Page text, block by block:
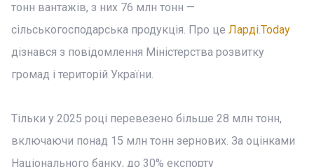
тонн вантажів, з них 76 млн тонн —
сільськогосподарська продукція. Про це Ларді.Today
дізнався з повідомлення Міністерства розвитку
громад і територій України.
Тільки у 2025 році перевезено більше 28 млн тонн,
включаючи понад 15 млн тонн зернових. За оцінками
Національного банку, до 30% експорту